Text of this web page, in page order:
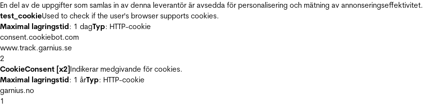
En del av de uppgifter som samlas in av denna leverantör är avsedda för personalisering och mätning av annonseringseffektivitet.
test_cookieUsed to check if the user's browser supports cookies.
Maximal lagringstid: 1 dagTyp: HTTP-cookie
consent.cookiebot.com
www.track.garnius.se
2
CookieConsent [x2]Indikerar medgivande för cookies.
Maximal lagringstid: 1 årTyp: HTTP-cookie
garnius.no
1